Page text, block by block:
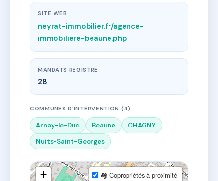
SITE WEB
neyrat-immobilier.fr/agence-
immobiliere-beaune.php
MANDATS REGISTRE
28
COMMUNES D'INTERVENTION (4)
Arnay-le-Duc Beaune
CHAGNY
Nuits-Saint-Georges
+
🏘 Copropriétés à proximité